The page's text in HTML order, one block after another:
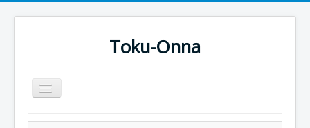
Toku-Onna
Basculer
la
Accueil